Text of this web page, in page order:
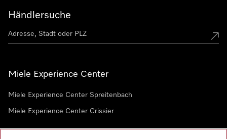
Händlersuche
Miele Experience Center
Miele Experience Center Spreitenbach
Miele Experience Center Crissier